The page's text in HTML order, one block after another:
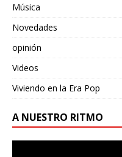
Música
Novedades
opinión
Videos
Viviendo en la Era Pop
A NUESTRO RITMO